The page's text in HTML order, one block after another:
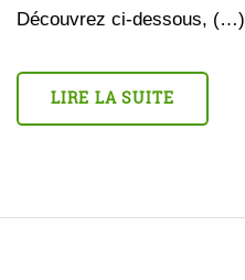
Découvrez ci-dessous, (…)
LIRE LA SUITE